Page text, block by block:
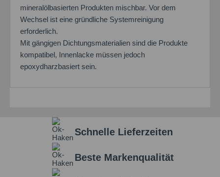
mineralölbasierten Produkten mischbar. Vor dem
Wechsel ist eine gründliche Systemreinigung
erforderlich.
Mit gängigen Dichtungsmaterialien sind die Produkte
kompatibel, Innenlacke müssen jedoch
epoxydharzbasiert sein.
Schnelle Lieferzeiten
Beste Markenqualität